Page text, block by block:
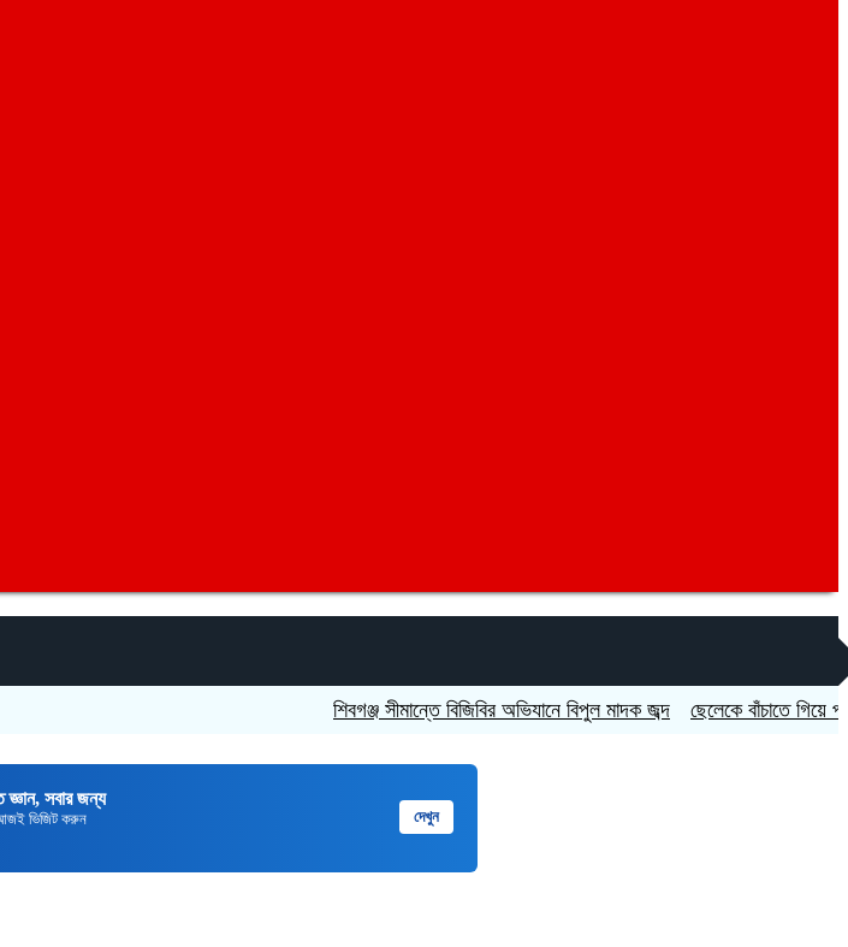
শিবগঞ্জ সীমান্তে বিজিবির অভিযানে বিপুল মাদক জব্দ ছেলেকে বাঁচাতে গিয়ে প্রাণ গেল
মুক্তপিডিয়া দেখুন